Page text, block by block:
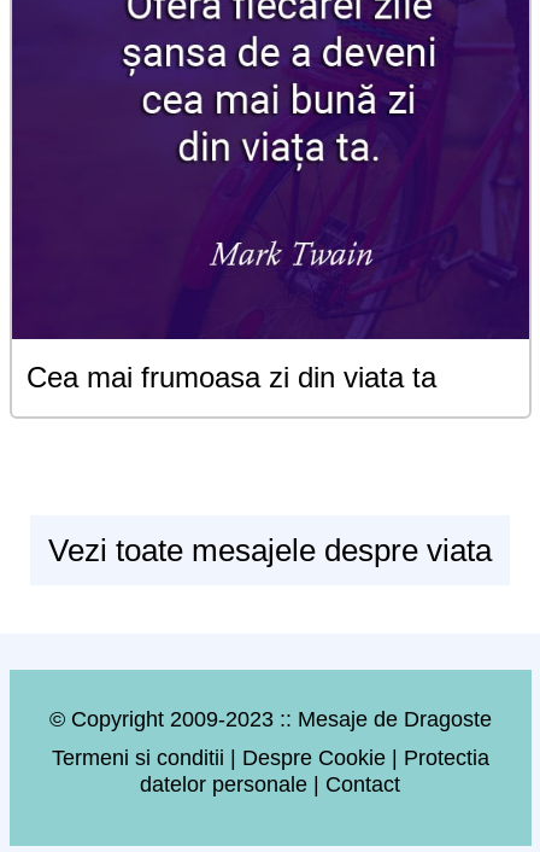
Cea mai frumoasa zi din viata ta
Vezi toate mesajele despre viata
© Copyright 2009-2023 :: Mesaje de Dragoste
Termeni si conditii
Despre Cookie| Protectia
datelor personale
Contact